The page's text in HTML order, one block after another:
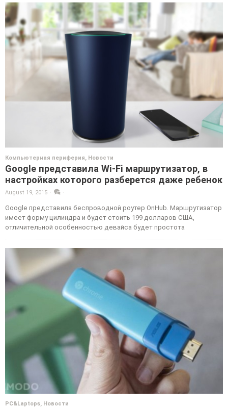
Компьютерная периферия Новости
Google представила Wi-Fi маршрутизатор, в
настройках которого разберется даже ребенок
August 19, 2015
Google представила беспроводной роутер OnHub. Маршрутизатор
имеет форму цилиндра и будет стоить 199 долларов США,
отличительной особенностью девайса будет простота
PC&Laptops, Новости